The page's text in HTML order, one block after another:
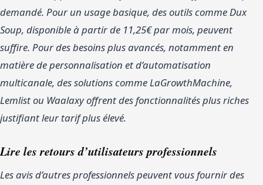
demandé. Pour un usage basique, des outils comme Dux
Soup, disponible à partir de 11,25€ par mois, peuvent
suffire. Pour des besoins plus avancés, notamment en
matière de personnalisation et d’automatisation
multicanale, des solutions comme LaGrowthMachine,
Lemlist ou Waalaxy offrent des fonctionnalités plus riches
justifiant leur tarif plus élevé.
Lire les retours d’utilisateurs professionnels
Les avis d’autres professionnels peuvent vous fournir des